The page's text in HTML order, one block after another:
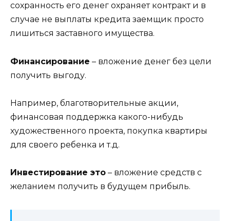
сохранность его денег охраняет контракт и в
случае не выплаты кредита заемщик просто
лишиться заставного имущества.
Финансирование – вложение денег без цели
получить выгоду.
Например, благотворительные акции,
финансовая поддержка какого-нибудь
художественного проекта, покупка квартиры
для своего ребенка и т.д.
Инвестирование это – вложение средств с
желанием получить в будущем прибыль.